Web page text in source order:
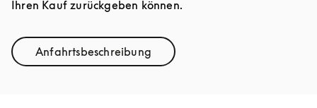
Ihren Kauf zurückgeben können.
AnfahrtsbeschreibungLink Opens in New Tab